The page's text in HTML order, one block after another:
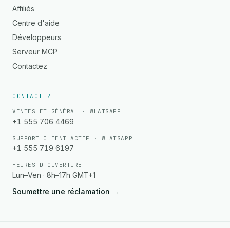
Affiliés
Centre d'aide
Développeurs
Serveur MCP
Contactez
CONTACTEZ
VENTES ET GÉNÉRAL · WHATSAPP
+1 555 706 4469
SUPPORT CLIENT ACTIF · WHATSAPP
+1 555 719 6197
HEURES D'OUVERTURE
Lun–Ven · 8h–17h GMT+1
Soumettre une réclamation →